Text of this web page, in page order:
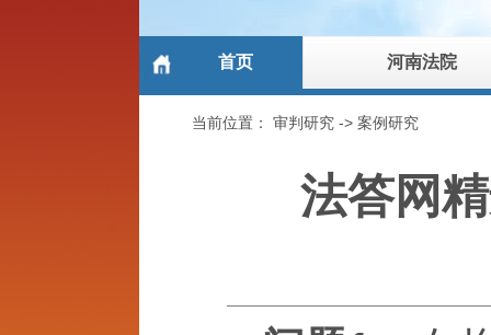
首页 河南法院
当前位置：审判研究 ->案例研究
法答网